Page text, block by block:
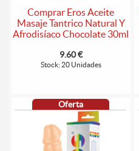
Comprar Eros Aceite
Masaje Tantrico Natural Y
Afrodisíaco Chocolate 30ml
9.60 €
Stock: 20 Unidades
Oferta